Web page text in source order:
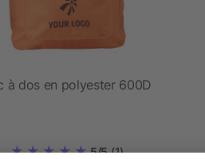
à dos en polyester 600D
5/5 (1)